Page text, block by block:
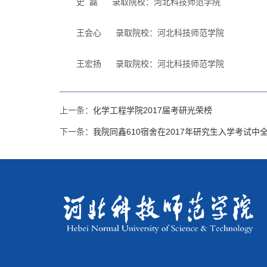
王会心 录取院校：河北科技师范学院
王宏扬 录取院校：河北科技师范学院
上一条： 化学工程学院2017届考研光荣榜
下一条： 我院同鑫610宿舍在2017年研究生入学考试中